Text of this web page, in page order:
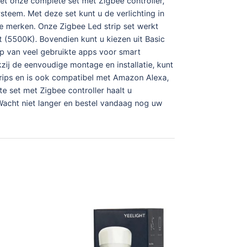
Met deze set kunt u de verlichting in
merken. Onze Zigbee Led strip set werkt
Bovendien kunt u kiezen uit Basic
van veel gebruikte apps voor smart
de eenvoudige montage en installatie, kunt
en is ook compatibel met Amazon Alexa,
set met Zigbee controller haalt u
niet langer en bestel vandaag nog uw